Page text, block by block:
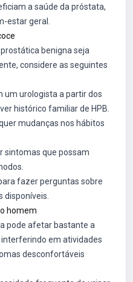
a saúde da próstata,
estar geral.
benigna seja
considere as seguintes
um urologista a partir dos
histórico familiar de HPB.
mudanças nos hábitos
sintomas que possam
fazer perguntas sobre
homem
pode afetar bastante a
em atividades
desconfortáveis